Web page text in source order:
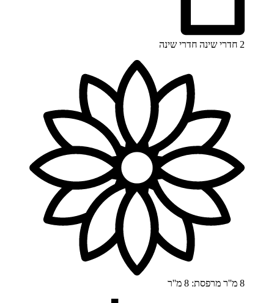
2 חדרי שינה חדרי שינה
8 מ''ר מרפסת: 8 מ''ר